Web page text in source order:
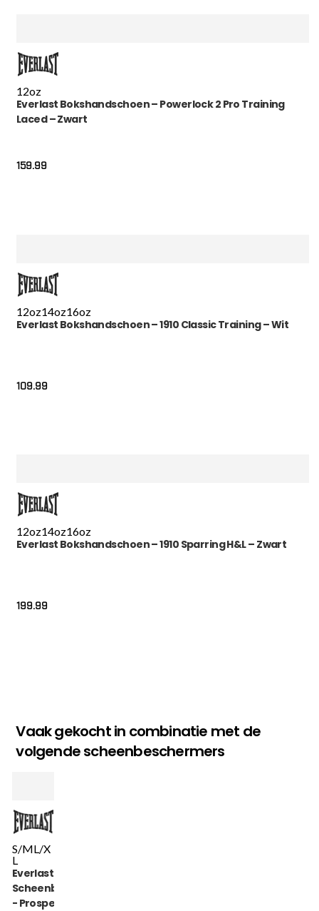
12oz
Everlast Bokshandschoen – Powerlock 2 Pro Training
Laced – Zwart
159.99
12oz14oz16oz
Everlast Bokshandschoen – 1910 Classic Training – Wit
109.99
12oz14oz16oz
Everlast Bokshandschoen – 1910 Sparring H&L – Zwart
199.99
Vaak gekocht in combinatie met de
volgende scheenbeschermers
S/ML/X
L
Everlast
Scheenbeschermer
- Prospect Youth -